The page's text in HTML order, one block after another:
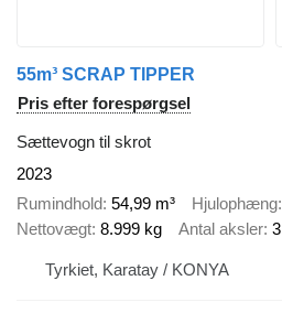
55m³ SCRAP TIPPER
Pris efter forespørgsel
Sættevogn til skrot
2023
Rumindhold 54,99 m³ Hjulophæng
Nettovægt 8.999 kg Antal aksler 3
Tyrkiet, Karatay / KONYA